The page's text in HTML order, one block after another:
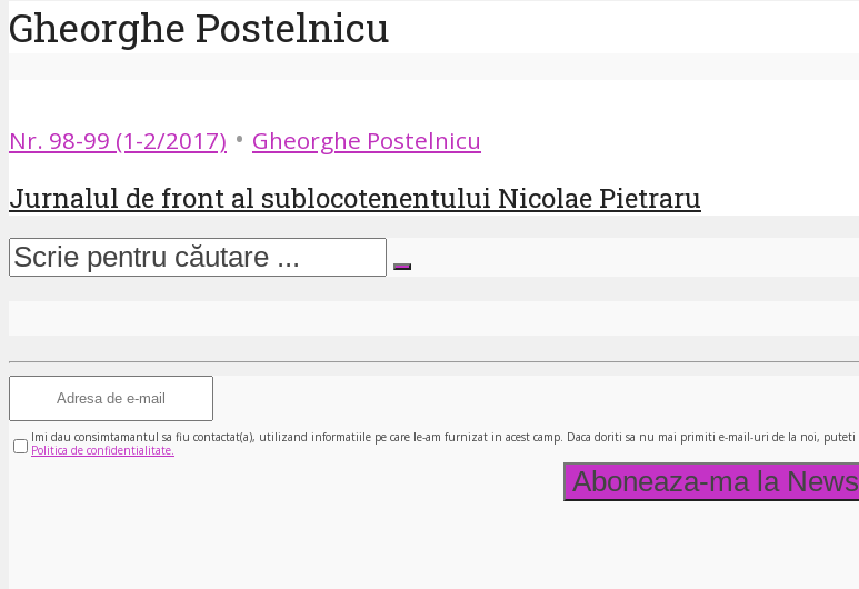
Gheorghe Postelnicu
Nr. 98-99 (1-2/2017) • Gheorghe Postelnicu
Jurnalul de front al sublocotenentului Nicolae Pietraru
Imi dau consimtamantul sa fiu contactat(a), utilizand informatiile pe care le-am furnizat in acest camp. Daca doriti sa nu mai primiti e-mail-uri de la noi,
Politica de confidentialitate.